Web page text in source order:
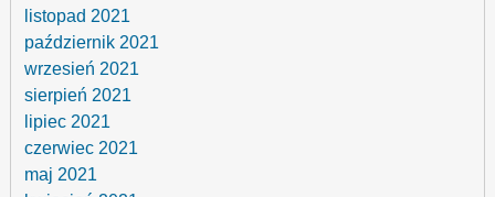
listopad 2021
październik 2021
wrzesień 2021
sierpień 2021
lipiec 2021
czerwiec 2021
maj 2021